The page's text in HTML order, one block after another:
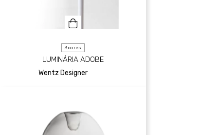
3 cores
LUMINÁRIA ADOBE
Wentz Designer